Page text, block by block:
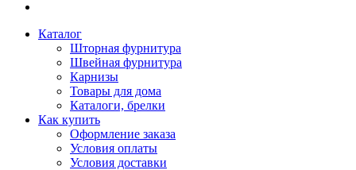
Каталог
Шторная фурнитура
Швейная фурнитура
Карнизы
Товары для дома
Каталоги, брелки
Как купить
Оформление заказа
Условия оплаты
Условия доставки